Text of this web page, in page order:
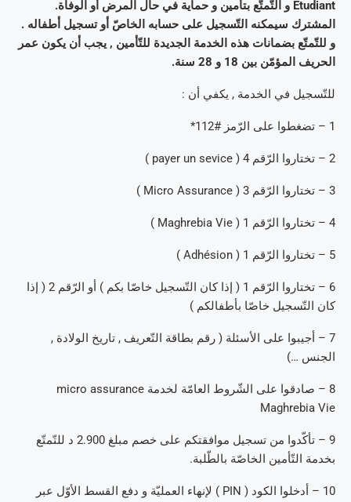
Etudiant و التّمتّع بتأمين و حماية في حال المرض أو الوفاة.
المشترك سيمكنه التّسجيل على حسابه الخاصّ أو تسجيل أطفاله .
و للتّمتّع بضمانات هذه الخدمة الجديدة للتّأمين , يجب أن يكون عمر
الحريف المؤمّن بين 18 و 28 سنة.
للتّسجيل في الخدمة , يكفي أن :
1 – تضغطوا على الرّمز #112*
2 – تختاروا الرّقم 4 ( payer un sevice )
3 – تختاروا الرّقم 3 ( Micro Assurance )
4 – تختاروا الرّقم 1 ( Maghrebia Vie )
5 – تختاروا الرّقم 1 ( Adhésion )
6 – تختاروا الرّقم 1 ( إذا كان التّسجيل خاصّا بكم ) أو الرّقم 2 ( إذا
كان التّسجيل خاصّا بأطفالكم )
7 – أجيبوا على الأسئلة ( رقم بطاقة التّعريف , تاريخ الولادة ,
الجنس …)
8 – صادقوا على الشّروط العامّة لخدمة micro assurance
Maghrebia Vie
9 – تأكّدوا من تسجيل موافقتكم على خصم مبلغ 2.900 د للتّمتّع
بخدمة التّأمين الخاصّة بالطّلبة.
10 – أدخلوا الكود ( PIN ) لإنهاء العمليّة و دفع القسط الأوّل عبر